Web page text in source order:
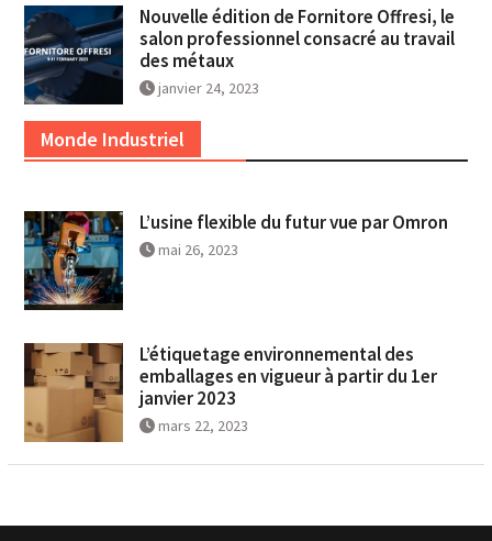
Nouvelle édition de Fornitore Offresi, le
salon professionnel consacré au travail
des métaux
janvier 24, 2023
Monde Industriel
L’usine flexible du futur vue par Omron
mai 26, 2023
L’étiquetage environnemental des
emballages en vigueur à partir du 1er
janvier 2023
mars 22, 2023